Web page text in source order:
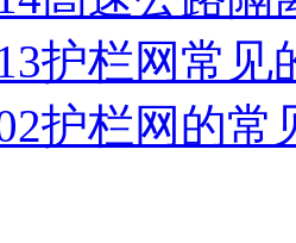
护栏网常见
护栏网的常